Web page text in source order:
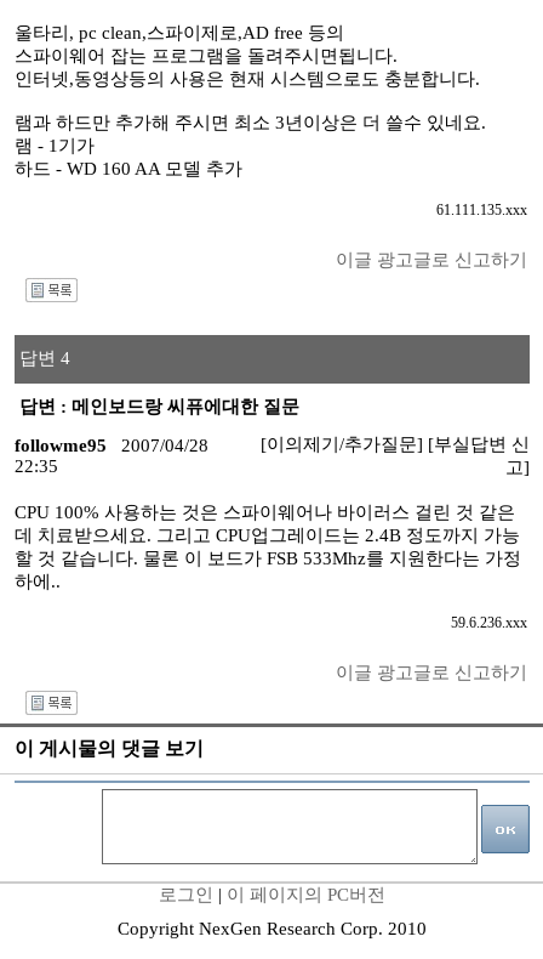
울타리, pc clean,스파이제로,AD free 등의
스파이웨어 잡는 프로그램을 돌려주시면됩니다.
인터넷,동영상등의 사용은 현재 시스템으로도 충분합니다.
램과 하드만 추가해 주시면 최소 3년이상은 더 쓸수 있네요.
램 - 1기가
하드 - WD 160 AA 모델 추가
61.111.135.xxx
이글 광고글로 신고하기
답변 4
답변 : 메인보드랑 씨퓨에대한 질문
followme95
2007/04/28
22:35
[이의제기/추가질문] [부실답변 신
고]
CPU 100% 사용하는 것은 스파이웨어나 바이러스 걸린 것 같은
데 치료받으세요. 그리고 CPU업그레이드는 2.4B 정도까지 가능
할 것 같습니다. 물론 이 보드가 FSB 533Mhz를 지원한다는 가정
하에..
59.6.236.xxx
이글 광고글로 신고하기
이 게시물의 댓글 보기
로그인 | 이 페이지의 PC버전
Copyright NexGen Research Corp. 2010